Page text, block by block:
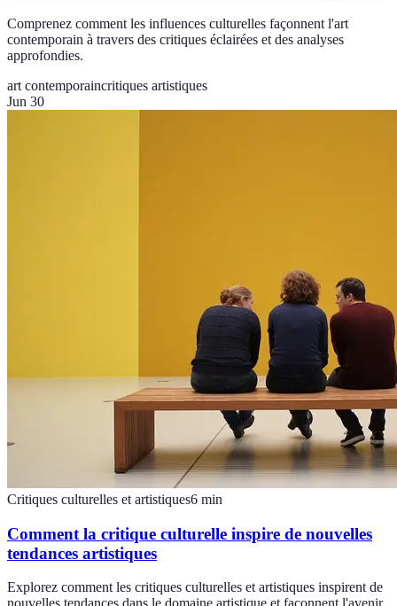
Comprenez comment les influences culturelles façonnent l'art
contemporain à travers des critiques éclairées et des analyses
approfondies.
art contemporaincritiques artistiques
Jun 30
Critiques culturelles et artistiques6 min
Comment la critique culturelle inspire de nouvelles
tendances artistiques
Explorez comment les critiques culturelles et artistiques inspirent de